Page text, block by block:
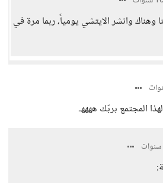
وهناك وانشر الايتشي يومياً، ربما مرة في
المجتمع بربّك ههههـ